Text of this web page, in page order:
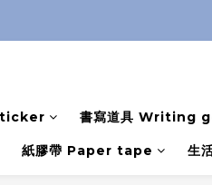
書寫道具 Writing
紙膠帶 Paper tape 生